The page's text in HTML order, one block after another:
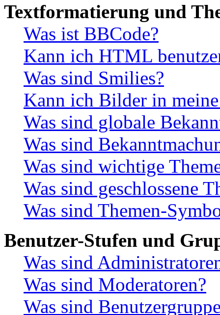
Textformatierung und
Was ist BBCode?
Kann ich HTML
Was sind Smilies?
Kann ich Bilder in
Was sind globale
Was sind
Was sind wichtige
Was sind geschlossene
Was sind Themen-
Benutzer-Stufen und
Was sind
Was sind Moderatoren?
Was sind